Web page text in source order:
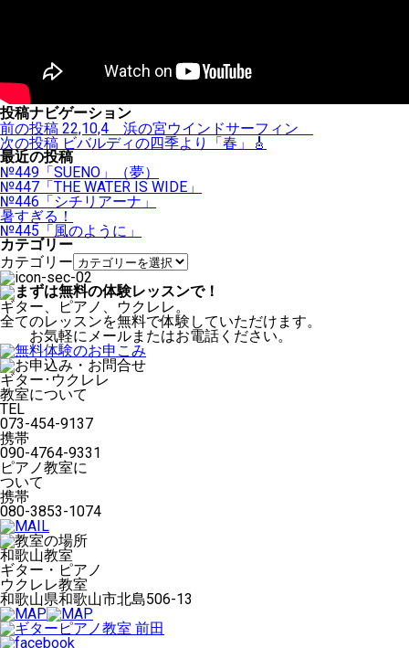
投稿ナビゲーション
前の投稿 22,10,4 浜の宮ウインドサーフィン
次の投稿 ビバルディの四季より「春」🎸
最近の投稿
№449「SUENO」（夢）
№447「THE WATER IS WIDE」
№446「シチリアーナ」
暑すぎる！
№445「風のように」
カテゴリー
カテゴリー
ギター、ピアノ、ウクレレ。
全てのレッスンを無料で体験していただけます。
お気軽にメールまたはお電話ください。
ギター･ウクレレ
教室について
TEL
073-454-9137
携帯
090-4764-9331
ピアノ教室に
ついて
携帯
080-3853-1074
和歌山教室
ギター・ピアノ
ウクレレ教室
和歌山県和歌山市北島506-13